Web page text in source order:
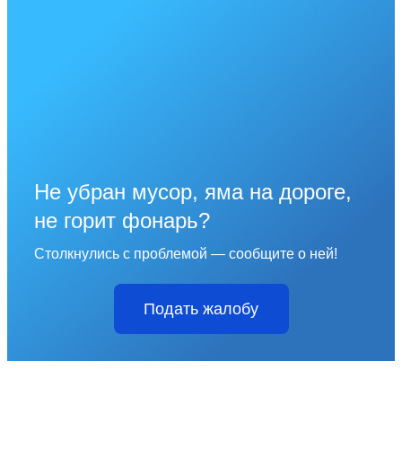
Не убран мусор, яма на дороге,
не горит фонарь?
Столкнулись с проблемой — сообщите о ней!
Подать жалобу